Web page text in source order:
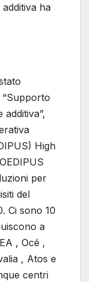
ha
High
per
del
Ci sono 10
a
, Océ ,
, Atos e
centri